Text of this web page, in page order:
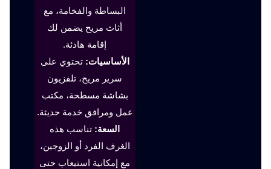
البساطة والفخامة، مع
أثاث مريح يضمن لك
إقامة هادئة.
الأساسيات: تحتوي على
سرير مريح، تلفزيون
بشاشة مسطحة، مكتب
عمل ومرافق خدمة حديثة.
السعة: تناسب هذه
الغرف الفرد أو الزوجين،
مع إمكانية استيعاب حتى